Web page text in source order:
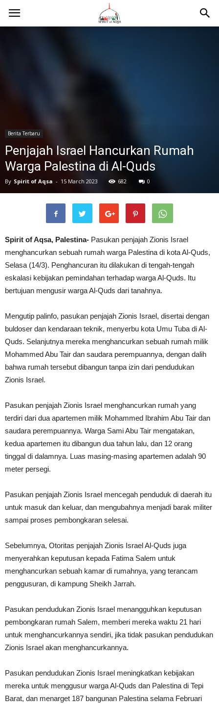
Berita Terbaru
Penjajah Israel Hancurkan Rumah
Warga Palestina di Al-Quds
By Spirit of Aqsa - 15 March 2023 682 0
Spirit of Aqsa, Palestina- Pasukan penjajah Zionis Israel
menghancurkan sebuah rumah warga Palestina di kota Al-Quds,
Selasa (14/3). Penghancuran itu dilakukan di tengah-tengah
eskalasi kebijakan pemindahan terhadap warga Al-Quds. Itu
bertujuan mengusir warga Al-Quds dari tanahnya.
Mengutip palinfo, pasukan penjajah Zionis Israel, disertai dengan
buldoser dan kendaraan teknik, menyerbu kota Umu Tuba di Al-
Quds. Selanjutnya mereka menghancurkan sebuah rumah milik
Mohammed Abu Tair dan saudara perempuannya, dengan dalih
bahwa rumah tersebut dibangun tanpa izin dari pendudukan
Zionis Israel.
Pasukan penjajah Zionis Israel menghancurkan rumah yang
terdiri dari dua apartemen milik Mohammed Ibrahim Abu Tair dan
saudara perempuannya. Warga Sami Abu Tair mengatakan,
kedua apartemen itu dibangun dua tahun lalu, dan 12 orang
tinggal di dalamnya. Luas masing-masing apartemen adalah 90
meter persegi.
Pasukan penjajah Zionis Israel mencegah penduduk di daerah itu
untuk masuk dan keluar, dan mengubahnya menjadi barak militer
sampai proses pembongkaran selesai.
Sebelumnya, Otoritas penjajah Zionis Israel Al-Quds juga
menyerahkan keputusan kepada Fatima Salem untuk
menghancurkan sebuah kamar di rumahnya, yang terancam
penggusuran, di kampung Sheikh Jarrah.
Pasukan pendudukan Zionis Israel menangguhkan keputusan
pembongkaran rumah Salem, memberi mereka waktu 21 hari
untuk menghancurkannya sendiri, jika tidak pasukan pendudukan
Zionis Israel akan menghancurkannya.
Pasukan pendudukan Zionis Israel meningkatkan kebijakan
mereka untuk menggusur warga Al-Quds dan Palestina di Tepi
Barat, dan menarget 187 bangunan Palestina selama Februari